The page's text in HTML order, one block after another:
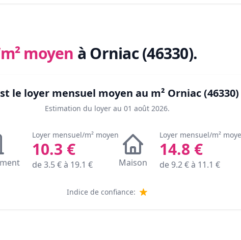
moyen à Orniac (46330).
le loyer mensuel moyen au m² Orniac (46330)
Estimation du loyer au 01 août 2026.
Loyer mensuel/m² moyen
10.3 €
de3.5€ à 19.1 € Maison
Loyer mensuel/m²
14.8 €
de9.2€ à 11.1 €
Indice de confiance: